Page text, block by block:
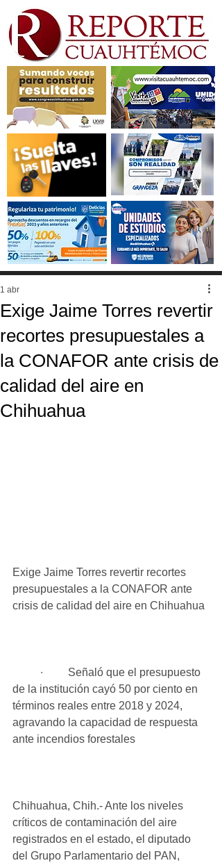
Exige Jaime Torres revertir
recortes presupuestales a
la CONAFOR ante crisis de
calidad del aire en
Chihuahua
1 abr
Exige Jaime Torres revertir recortes
presupuestales a la CONAFOR ante
crisis de calidad del aire en Chihuahua
de la institución cayó 50 por ciento en
términos reales entre 2018 y 2024,
agravando la capacidad de respuesta
ante incendios forestales
Chihuahua, Chih.- Ante los niveles
críticos de contaminación del aire
registrados en el estado, el diputado
del Grupo Parlamentario del PAN,